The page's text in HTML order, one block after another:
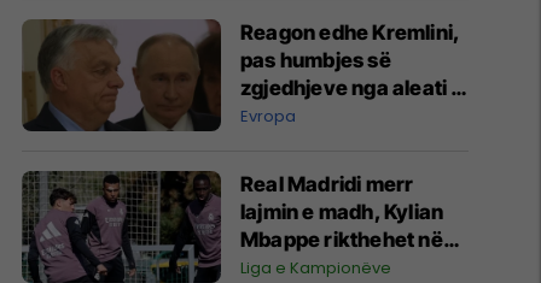
Reagon edhe Kremlini,
pas humbjes së
zgjedhjeve nga aleati i
Rusisë, Viktor Orban,
Evropa
Real Madridi merr
lajmin e madh, Kylian
Mbappe rikthehet në
stërvitje para
Liga e Kampionëve